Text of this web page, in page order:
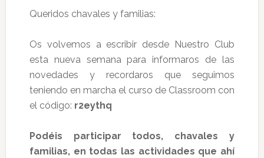
Queridos chavales y familias:
Os volvemos a escribir desde Nuestro Club
esta nueva semana para informaros de las
novedades y recordaros que seguimos
teniendo en marcha el curso de Classroom con
el código: r2eythq
Podéis participar todos, chavales y
familias, en todas las actividades que ahí